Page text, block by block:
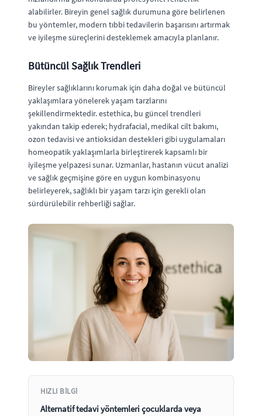
alabilirler. Bireyin genel sağlık durumuna göre belirlenen
bu yöntemler, modern tıbbi tedavilerin başarısını artırmak
ve iyileşme süreçlerini desteklemek amacıyla planlanır.
Bütüncül Sağlık Trendleri
Bireyler sağlıklarını korumak için daha doğal ve bütüncül
yaklaşımlara yönelerek yaşam tarzlarını
şekillendirmektedir. estethica, bu güncel trendleri
yakından takip ederek; hydrafacial, medikal cilt bakımı,
ozon tedavisi ve antioksidan destekleri gibi uygulamaları
homeopatik yaklaşımlarla birleştirerek kapsamlı bir
iyileşme yelpazesi sunar. Uzmanlar, hastanın vücut analizi
ve sağlık geçmişine göre en uygun kombinasyonu
belirleyerek, sağlıklı bir yaşam tarzı için gerekli olan
sürdürülebilir rehberliği sağlar.
HIZLI BILGI
Alternatif tedavi yöntemleri çocuklarda veya